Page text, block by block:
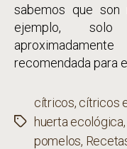
sabemos que
ejemplo,
recomendada para
Etiquetas
cítricos, cítricos
huerta ecológica,
pomelos,